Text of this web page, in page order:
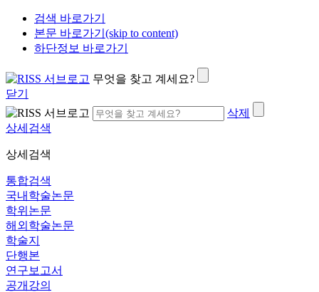
검색 바로가기
본문 바로가기(skip to content)
하단정보 바로가기
무엇을 찾고 계세요?
닫기
삭제
상세검색
상세검색
통합검색
국내학술논문
학위논문
해외학술논문
학술지
단행본
연구보고서
공개강의